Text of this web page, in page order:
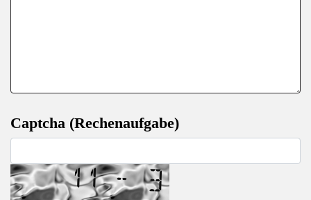
Captcha (Rechenaufgabe)